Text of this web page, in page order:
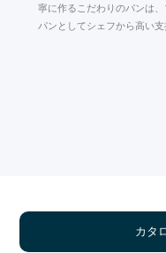
寧に作るこだわりのパンは
パンとしてシェフから高い支
カタ